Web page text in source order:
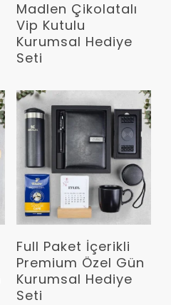
Madlen Çikolatalı
Vip Kutulu
Kurumsal Hediye
Seti
Devamını Oku
Full Paket İçerikli
Premium Özel Gün
Kurumsal Hediye
Seti